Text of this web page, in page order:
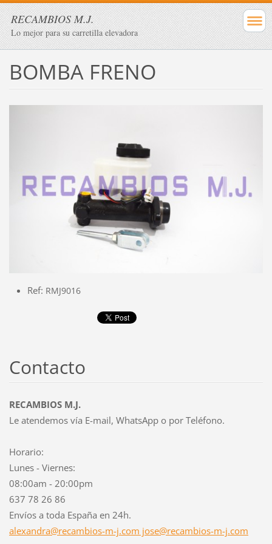
RECAMBIOS M.J.
Lo mejor para su carretilla elevadora
BOMBA FRENO
Ref: RMJ9016
Contacto
RECAMBIOS M.J.
Le atendemos vía E-mail, WhatsApp o por Teléfono.
Horario:
Lunes - Viernes:
08:00am - 20:00pm
637 78 26 86
Envíos a toda España en 24h.
alexandra@recambios-m-j.com jose@recambios-m-j.com